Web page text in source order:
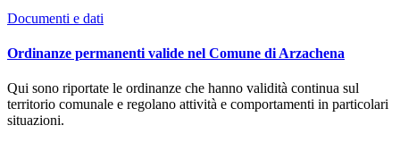
Documenti e dati
Ordinanze permanenti valide nel Comune di Arzachena
Qui sono riportate le ordinanze che hanno validità continua sul
territorio comunale e regolano attività e comportamenti in particolari
situazioni.